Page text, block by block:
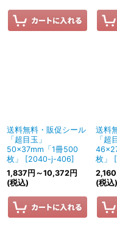
送料無料・販促シール
「超目玉」
50×37mm「1冊500
枚」
[2040-j-406]
1,837 円 ～10,372円
(税込)
送料
「超
枚」
[
2,160
(税込)